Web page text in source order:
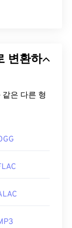
변환하